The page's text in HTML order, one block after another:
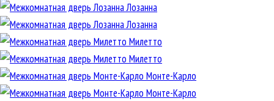
Лозанна
Лозанна
Милетто
Милетто
Монте-Карло
Монте-Карло